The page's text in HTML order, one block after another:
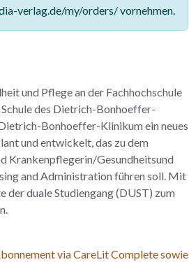
verlag.de/my/orders/ vornehmen.
und Pflege an der Fachhochschule
des Dietrich-Bonhoeffer-
Bonhoeffer-Klinikum ein neues
und entwickelt, das zu dem
Krankenpflegerin/Gesundheitsund
and Administration führen soll. Mit
der duale Studiengang (DUST) zum
via CareLit Complete sowie